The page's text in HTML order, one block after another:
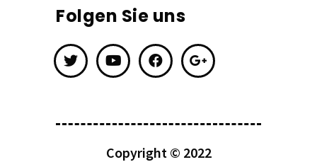
Folgen Sie uns
Copyright © 2022